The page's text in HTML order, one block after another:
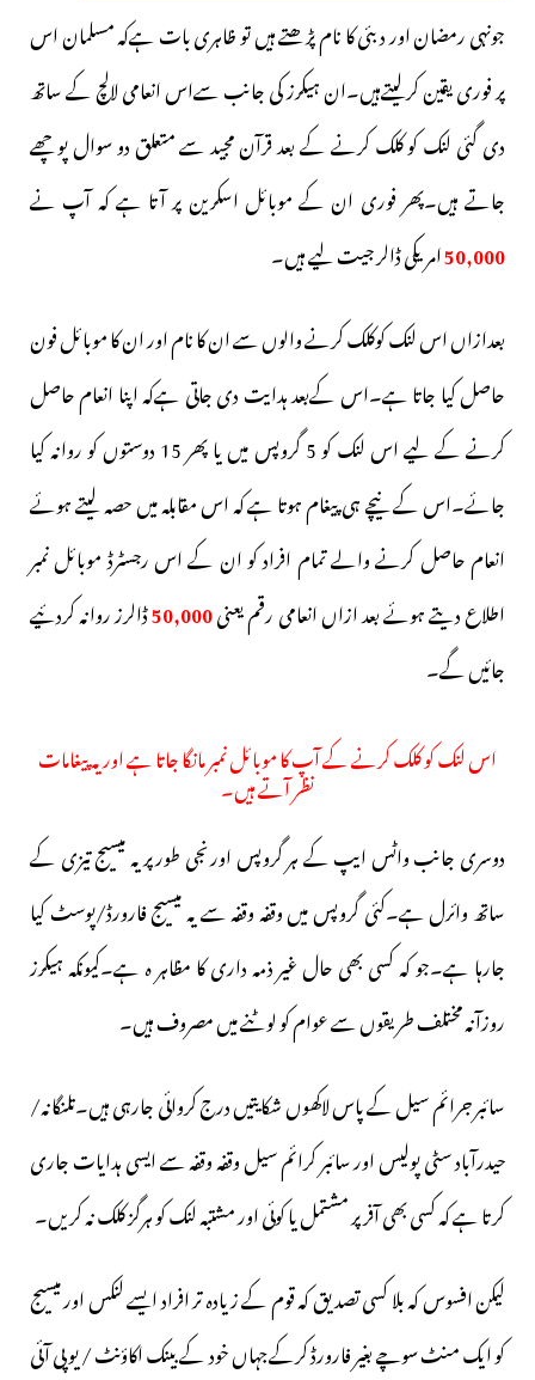
جونہی رمضان اور دبئی کا نام پڑھتے ہیں تو ظاہری بات ہےکہ مسلمان اس
پر فوری یقین کرلیتےہیں۔ان ہیکرز کی جانب سےاس انعامی لالچ کے ساتھ
دی گئی لنک کو کلک کرنے کے بعد قرآن مجید سے متعلق دو سوال پوچھے
جاتے ہیں۔پھر فوری ان کے موبائل اسکرین پر آتا ہے کہ آپ نے
50,000امریکی ڈالر جیت لیے ہیں۔
بعدازاں اس لنک کوکلک کرنے والوں سے ان کا نام اور ان کا موبائل فون
حاصل کیا جاتا ہے۔اس کےبعد ہدایت دی جاتی ہےکہ اپنا انعام حاصل
کرنے کے لیے اس لنک کو 5 گروپس میں یا پھر 15 دوستوں کو روانہ کیا
جائے۔اس کے نیچے ہی پیغام ہوتا ہے کہ اس مقابلہ میں حصہ لیتے ہوئے
انعام حاصل کرنے والے تمام افراد کو ان کے اس رجسٹرڈ موبائل نمبر
اطلاع دیتے ہوئے بعد ازاں انعامی رقم یعنی50,000ڈالرز روانہ کردئیے
جائیں گے۔
اس لنک کو کلک کرنے کے آپ کا موبائل نمبر مانگا جاتا ہے اور یہ پیغامات
نظر آتے ہیں۔
دوسری جانب واٹس ایپ کے ہر گروپس اورنجی طورپر یہ میسیج تیزی کے
ساتھ وائرل ہے۔کئی گروپس میں وقفہ وقفہ سے یہ میسیج فارورڈ/پوسٹ کیا
جارہا ہے۔جو کہ کسی بھی حال غیر ذمہ داری کا مظاہر ہ ہے۔کیونکہ ہیکرز
روزآنہ مختلف طریقوں سے عوام کو لوٹنے میں مصروف ہیں۔
سائبر جرائم سیل کے پاس لاکھوں شکایتیں درج کروائی جارہی ہیں۔تلنگانہ/
حیدرآباد سٹی پولیس اور سائبر کرائم سیل وقفہ وقفہ سے ایسی ہدایات جاری
کرتا ہے کہ کسی بھی آفر پر مشتمل یا کوئی اور مشتبہ لنک کو ہرگز کلک نہ کریں۔
لیکن افسوس کہ بلا کسی تصدیق کہ قوم کے زیادہ تر افراد ایسے لنکس اور میسیج
کو ایک منٹ سوچے بغیر فارورڈ کرکےجہاں خود کے بینک اکاؤنٹ / یو پی آئی